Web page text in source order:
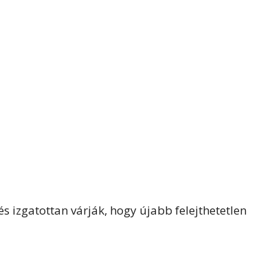
izgatottan várják, hogy újabb felejthetetlen